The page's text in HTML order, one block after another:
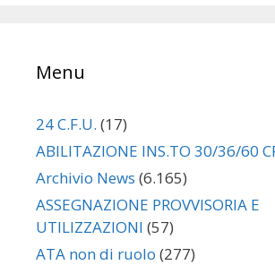
Menu
24 C.F.U. (17)
ABILITAZIONE INS.TO 30/36/60
Archivio News (6.165)
ASSEGNAZIONE PROVVISORIA E
UTILIZZAZIONI (57)
ATA non di ruolo (277)